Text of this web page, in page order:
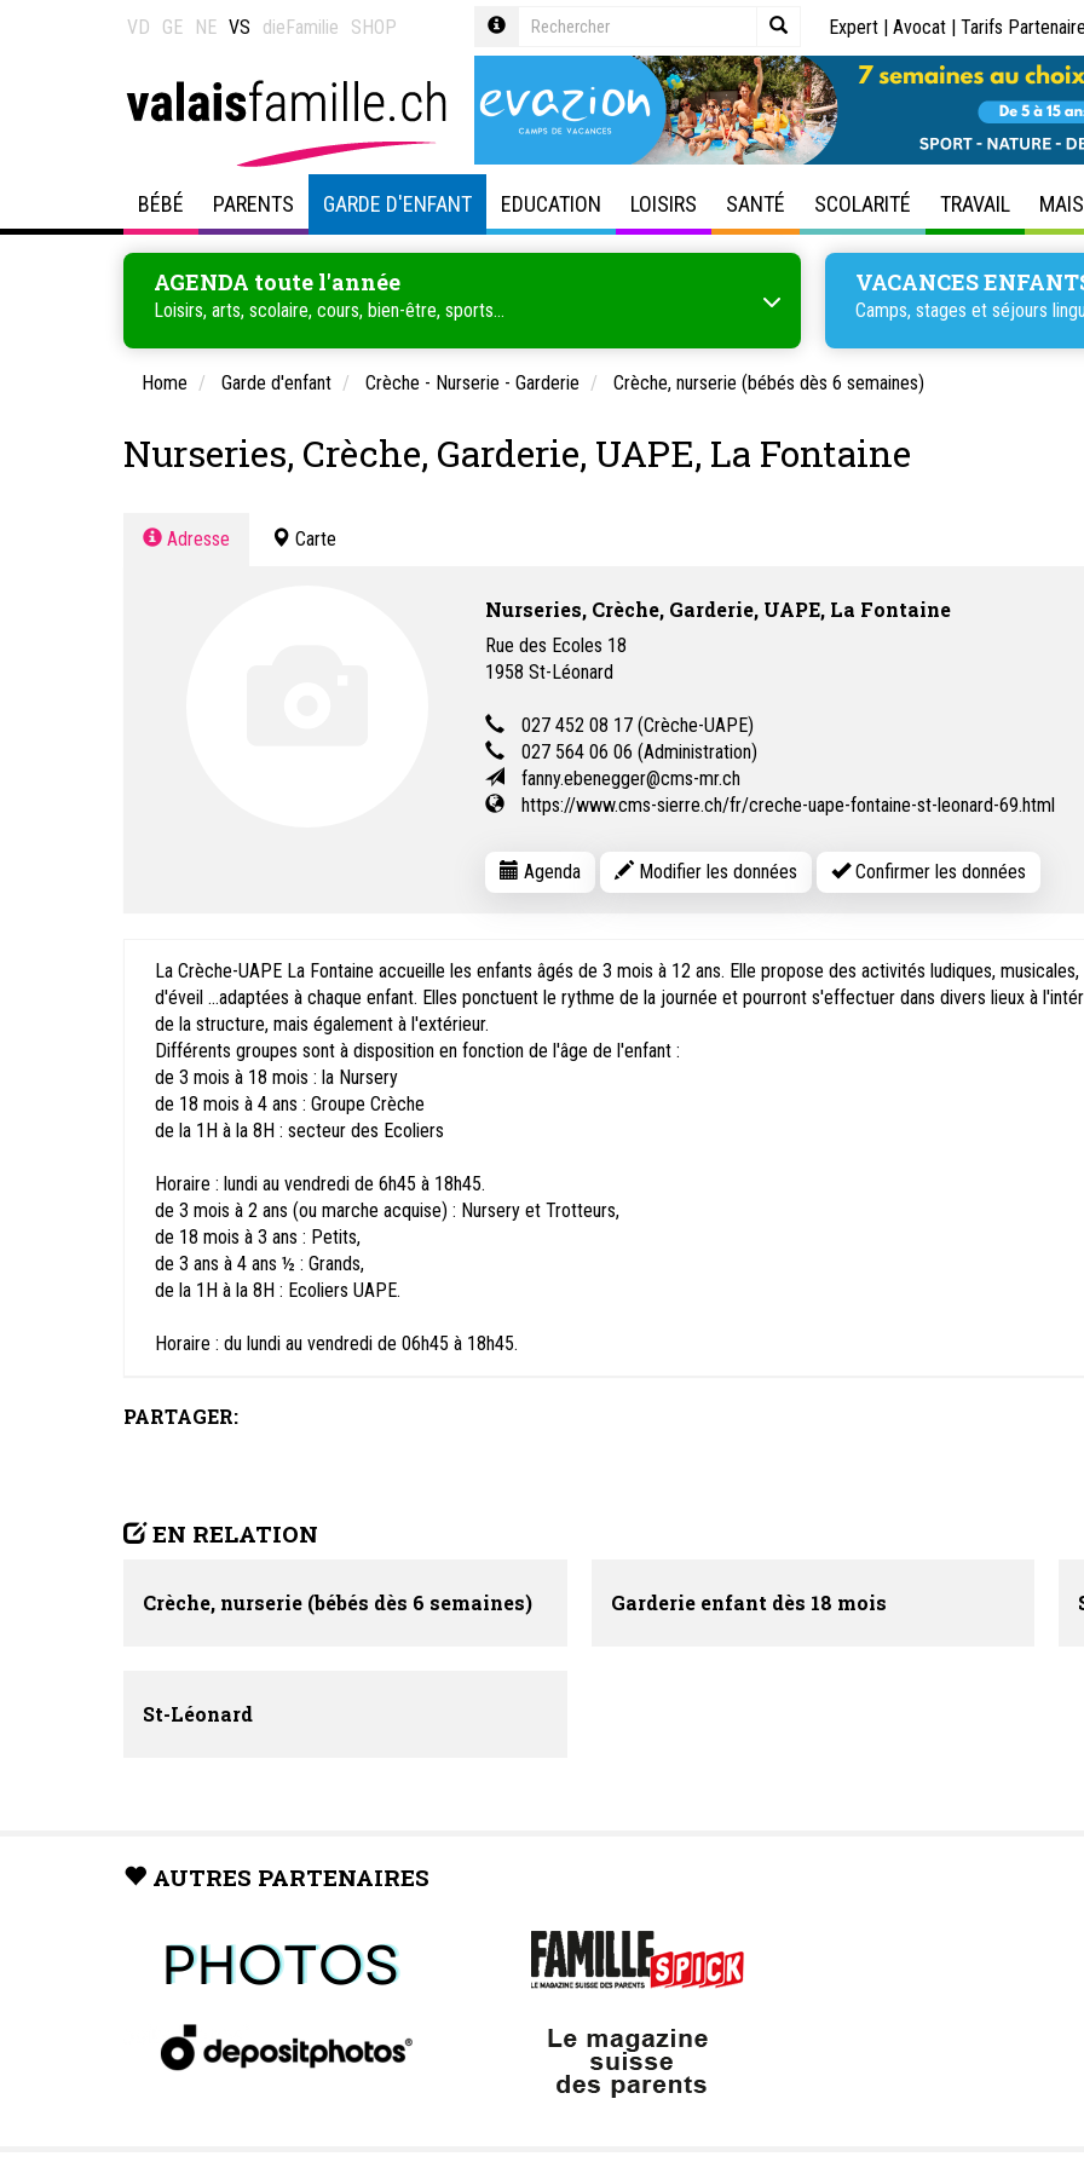
VD GE NE VS dieFamilie SHOP Expert | Avocat | Tarifs
BÉBÉ PARENTS GARDE D'ENFANT EDUCATION LOISIRS SANTÉ SCOLARITÉ TRAVAIL
AGENDA toute l'année
Loisirs, arts, scolaire, cours, bien-être, sports...
VACANCES
Camps, stages et séjours
Home Garde d'enfant Crèche - Nurserie - Garderie Crèche, nurserie (bébés dès 6 semaines)
Nurseries, Crèche, Garderie, UAPE, La Fontaine
Adresse Carte
Nurseries, Crèche, Garderie, UAPE, La Fontaine
Rue des Ecoles 18
1958 St-Léonard
027 452 08 17 (Crèche-UAPE)
027 564 06 06 (Administration)
fanny.ebenegger@cms-mr.ch
https://www.cms-sierre.ch/fr/creche-uape-fontaine-st-leonard-69.html
Agenda Modifier les données Confirmer les données
La Crèche-UAPE La Fontaine accueille les enfants âgés de 3 mois à 12 ans. Elle propose des activités ludiques, musicales,
d'éveil ...adaptées à chaque enfant. Elles ponctuent le rythme de la journée et pourront s'effectuer dans divers lieux à
de la structure, mais également à l'extérieur.
Différents groupes sont à disposition en fonction de l'âge de l'enfant :
de 3 mois à 18 mois : la Nursery
de 18 mois à 4 ans : Groupe Crèche
de la 1H à la 8H : secteur des Ecoliers
Horaire : lundi au vendredi de 6h45 à 18h45.
de 3 mois à 2 ans (ou marche acquise) : Nursery et Trotteurs,
de 18 mois à 3 ans : Petits,
de 3 ans à 4 ans ½ : Grands,
de la 1H à la 8H : Ecoliers UAPE.
Horaire : du lundi au vendredi de 06h45 à 18h45.
PARTAGER:
EN RELATION
Crèche, nurserie (bébés dès 6 semaines) Garderie enfant dès 18 mois
St-Léonard
AUTRES PARTENAIRES